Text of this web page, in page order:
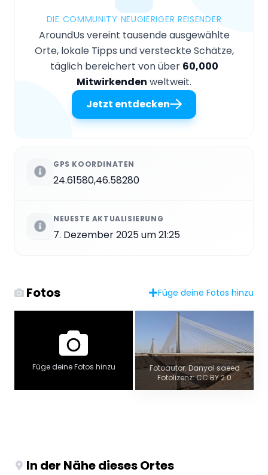
DIE COMMUNITY NEUGIERIGER REISENDER
AroundUs vereint tausende ausgewählte
Orte, lokale Tipps und versteckte Schätze,
täglich bereichert von über 60,000
Mitwirkenden weltweit.
Jetzt entdecken
GPS KOORDINATEN
24.61580,46.58280
NEUESTE AKTUALISIERUNG
7. Dezember 2025 um 21:25
Fotos Füge deine Fotos hinzu
Füge deine Fotos hinzu
Fotoautor: Danyal saeed
Fotolizenz: CC BY 2.0
In der Nähe dieses Ortes